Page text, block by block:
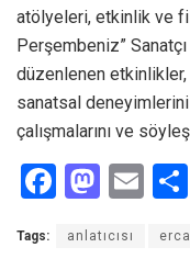
atölyeleri, etkinlik ve
Perşembeniz” Sanatçı
düzenlenen etkinlikler,
sanatsal deneyimlerini
çalışmalarını ve
F
ce
M
st
E
ail
Tags: anlatıcısı